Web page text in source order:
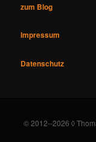
zum Blog
Impressum
Datenschutz
© 2012--2026 ◊